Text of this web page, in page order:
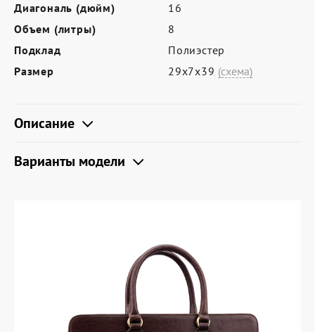
Диагональ (дюйм)
16
Объем (литры)
8
Подклад
Полиэстер
Размер
29х7х39 (схема)
Описание
Варианты модели